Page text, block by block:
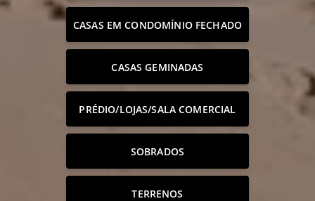
CASAS EM CONDOMÍNIO FECHADO
CASAS GEMINADAS
PRÉDIO/LOJAS/SALA COMERCIAL
SOBRADOS
TERRENOS